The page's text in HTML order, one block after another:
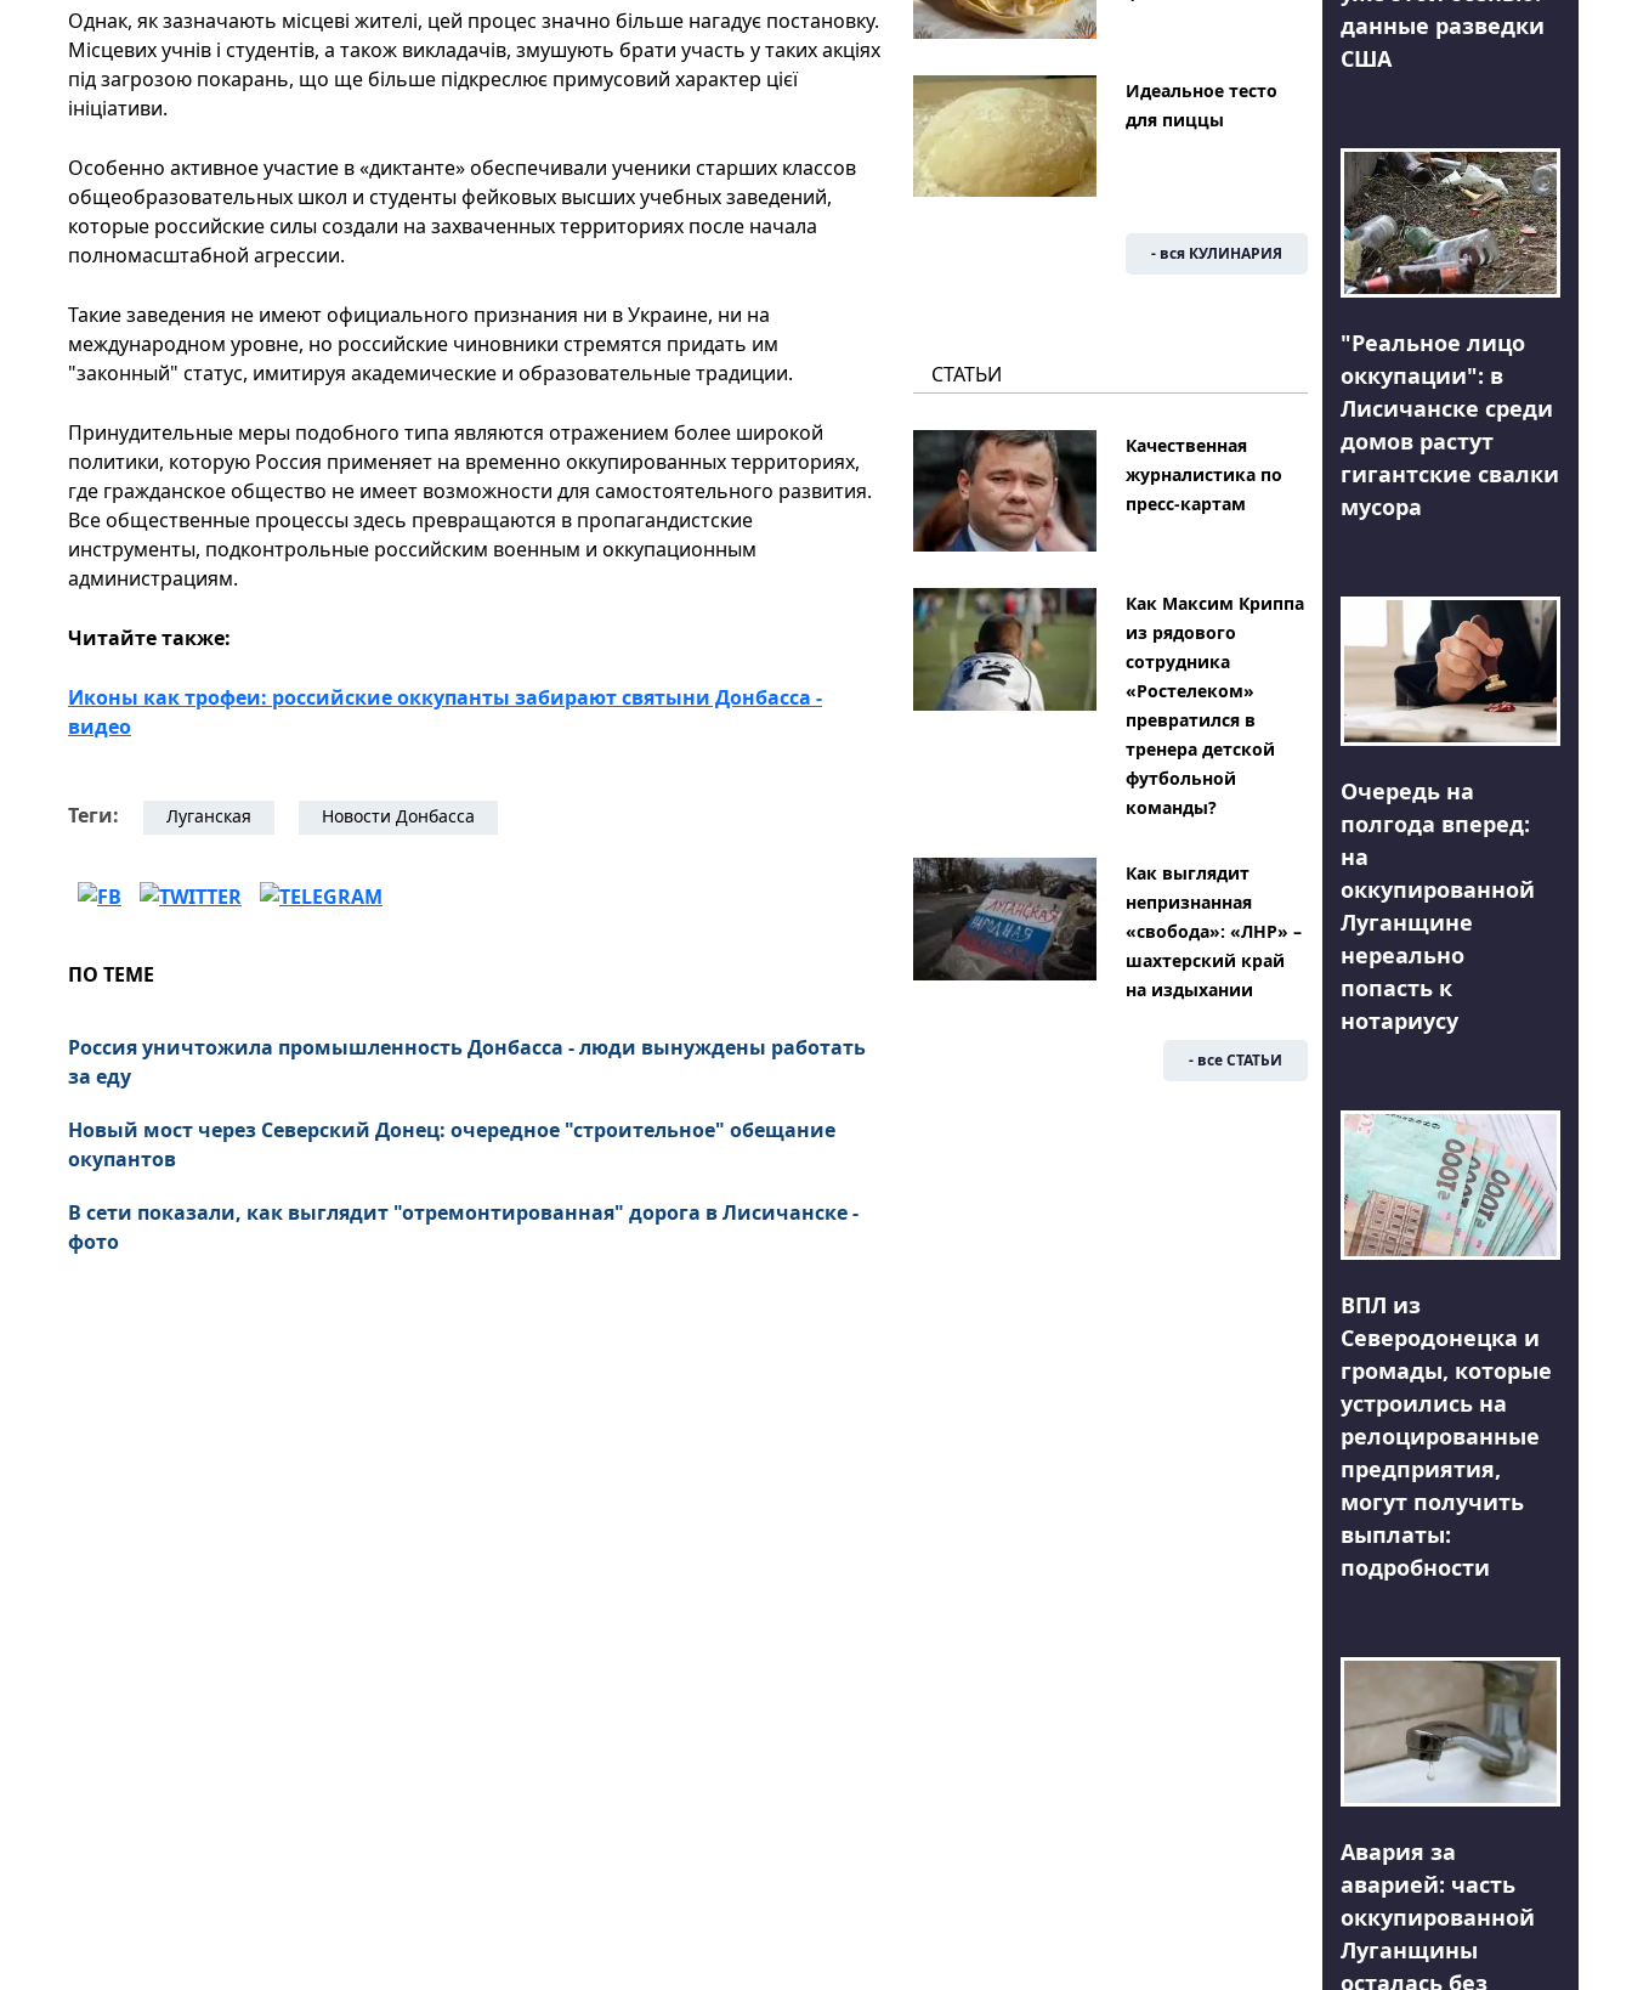
Однак, як зазначають місцеві жителі, цей процес значно більше нагадує постановку.
Місцевих учнів і студентів, а також викладачів, змушують брати участь у таких акціях
під загрозою покарань, що ще більше підкреслює примусовий характер цієї
ініціативи.
Особенно активное участие в «диктанте» обеспечивали ученики старших классов
общеобразовательных школ и студенты фейковых высших учебных заведений,
которые российские силы создали на захваченных территориях после начала
полномасштабной агрессии.
Такие заведения не имеют официального признания ни в Украине, ни на
международном уровне, но российские чиновники стремятся придать им
"законный" статус, имитируя академические и образовательные традиции.
Принудительные меры подобного типа являются отражением более широкой
политики, которую Россия применяет на временно оккупированных территориях,
где гражданское общество не имеет возможности для самостоятельного развития.
Все общественные процессы здесь превращаются в пропагандистские
инструменты, подконтрольные российским военным и оккупационным
администрациям.
Читайте также:
Иконы как трофеи: российские оккупанты забирают святыни Донбасса -
видео
Теги: Луганская Новости Донбасса
ПО ТЕМЕ
Россия уничтожила промышленность Донбасса - люди вынуждены работать
за еду
Новый мост через Северский Донец: очередное "строительное" обещание
окупантов
В сети показали, как выглядит "отремонтированная" дорога в Лисичанске -
фото
Идеальное тесто
для пиццы
- вся КУЛИНАРИЯ
СТАТЬИ
Качественная
журналистика по
пресс-картам
Как Максим Криппа
из рядового
сотрудника
«Ростелеком»
превратился в
тренера детской
футбольной
команды?
Как выглядит
непризнанная
«свобода»: «ЛНР» –
шахтерский край
на издыхании
- все СТАТЬИ
данные разведки
США
"Реальное лицо
оккупации": в
Лисичанске среди
домов растут
гигантские свалки
мусора
Очередь на
полгода вперед:
на
оккупированной
Луганщине
нереально
попасть к
нотариусу
ВПЛ из
Северодонецка и
громады, которые
устроились на
релоцированные
предприятия,
могут получить
выплаты:
подробности
Авария за
аварией: часть
оккупированной
Луганщины
осталась без